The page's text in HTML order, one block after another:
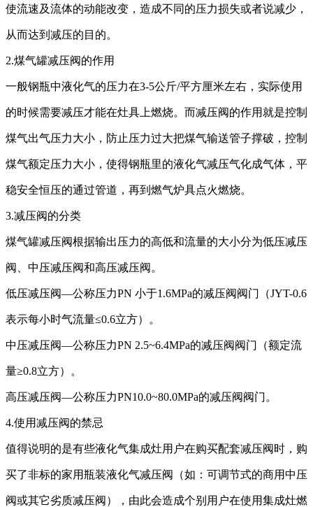
使流速及流体的动能改变，造成不同的压力损失或者说减少，
从而达到减压的目的。
2.煤气罐减压阀的作用
一般钢瓶中液化气的压力在3-5公斤/平方厘米左右，实际使用
的时候需要减压才能在灶具上燃烧。而减压阀的作用就是控制
煤气出气压力大小，防止压力过大把煤气输送管子撑破，控制
煤气额定压力大小，使得钢瓶里的液化气减压气化成气体，平
稳安全恒压的通过管道，再到燃气炉具点火燃烧。
3.减压阀的分类
煤气罐减压阀根据输出压力的高低和流量的大小分为低压减压
阀、中压减压阀和高压减压阀。
低压减压阀—公称压力PN 小于1.6MPa的减压阀阀门（JYT-0.6
表示每小时气流量≤0.6立方）。
中压减压阀—公称压力PN 2.5~6.4MPa的减压阀阀门（额定流
量≥0.8立方）。
高压减压阀—公称压力PN10.0~80.0MPa的减压阀阀门。
4.使用减压阀的禁忌
值得说明的是有些液化气集成灶用户在购买配套减压阀时，购
买了非标的家用瓶装液化气减压阀（如：可调节式的商用中压
阀或其它劣质减压阀），由此会造成个别用户在使用集成灶燃